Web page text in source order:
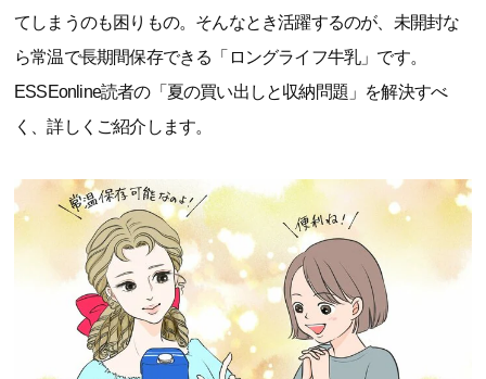
てしまうのも困りもの。そんなとき活躍するのが、未開封な
ら常温で長期間保存できる「ロングライフ牛乳」です。
ESSEonline読者の「夏の買い出しと収納問題」を解決すべ
く、詳しくご紹介します。